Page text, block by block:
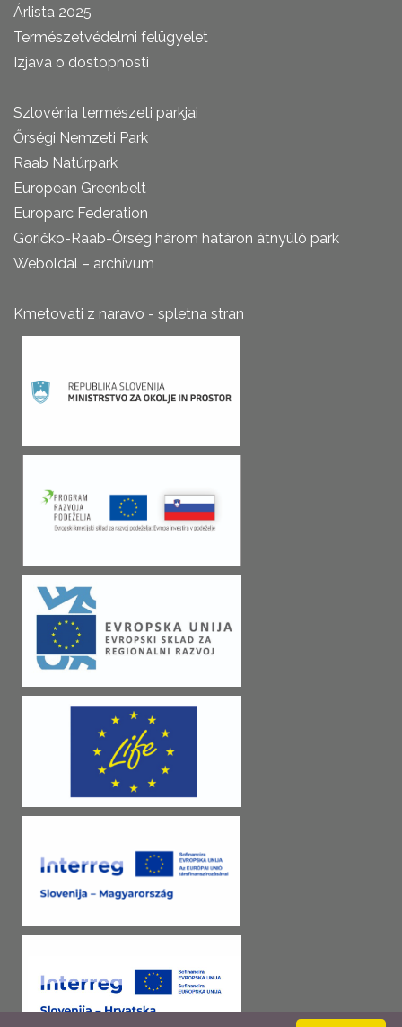
Árlista 2025
Természetvédelmi felügyelet
Izjava o dostopnosti
Szlovénia természeti parkjai
Őrségi Nemzeti Park
Raab Natúrpark
European Greenbelt
Europarc Federation
Goričko-Raab-Őrség három határon átnyúló park
Weboldal – archívum
Kmetovati z naravo - spletna stran